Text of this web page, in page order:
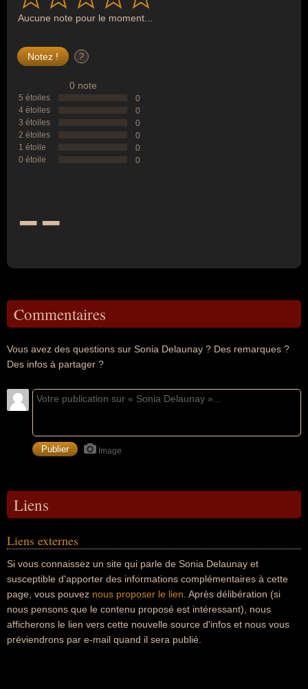
Aucune note pour le moment...
?
0 note
5 étoiles
0
4 étoiles
0
3 étoiles
0
2 étoiles
0
1 étoile
0
0 étoile
0
--
Commentaires
Vous avez des questions sur Sonia Delaunay ? Des remarques ?
Des infos à partager ?
Image
Liens
Liens externes
Si vous connaissez un site qui parle de Sonia Delaunay et
susceptible d'apporter des informations complémentaires à cette
page, vous pouvez nous proposer le lien . Après délibération (si
nous pensons que le contenu proposé est intéressant), nous
afficherons le lien vers cette nouvelle source d'infos et nous vous
préviendrons par e-mail quand il sera publié.